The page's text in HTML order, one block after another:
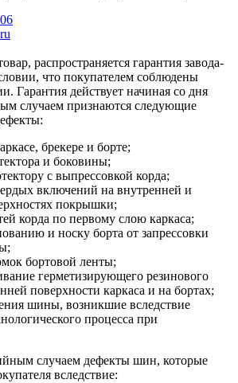
распространяется гарантия завода-
что покупателем соблюдены
Гарантия действует начиная со дня
случаем признаются следующие
брекере и борте;
и боковины;
с выпрессовкой корда;
включений на внутренней и
покрышки;
корда по первому слою каркаса;
и носку борта от запрессовки
бортовой ленты;
герметизирующего резинового
поверхности каркаса и на бортах;
шины, возникшие вследствие
процесса при
случаем дефекты шин, которые
вследствие: